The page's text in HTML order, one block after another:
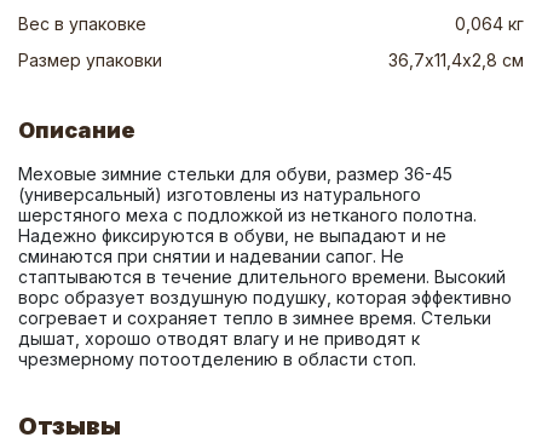
Вес в упаковке
0,064 кг
Размер упаковки
36,7х11,4х2,8 см
Описание
Меховые зимние стельки для обуви, размер 36-45
(универсальный) изготовлены из натурального
шерстяного меха с подложкой из нетканого полотна.
Надежно фиксируются в обуви, не выпадают и не
сминаются при снятии и надевании сапог. Не
стаптываются в течение длительного времени. Высокий
ворс образует воздушную подушку, которая эффективно
согревает и сохраняет тепло в зимнее время. Стельки
дышат, хорошо отводят влагу и не приводят к
чрезмерному потоотделению в области стоп.
Отзывы